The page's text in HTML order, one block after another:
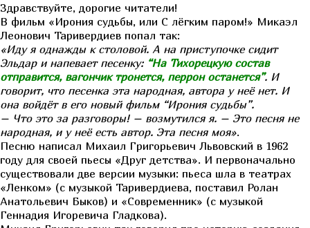
Здравствуйте, дорогие читатели!
В фильм «Ирония судьбы, или С лёгким паром!» Микаэл
Леонович Таривердиев попал так:
«Иду я однажды к столовой. А на приступочке сидит
Эльдар и напевает песенку: “На Тихорецкую состав
отправится, вагончик тронется, перрон останется”. И
говорит, что песенка эта народная, автора у неё нет. И
она войдёт в его новый фильм “Ирония судьбы”.
– Что это за разговоры! – возмутился я. – Это песня не
народная, и у неё есть автор. Эта песня моя».
Песню написал Михаил Григорьевич Львовский в 1962
году для своей пьесы «Друг детства». И первоначально
существовали две версии музыки: пьеса шла в театрах
«Ленком» (с музыкой Таривердиева, поставил Ролан
Анатольевич Быков) и «Современник» (с музыкой
Геннадия Игоревича Гладкова).